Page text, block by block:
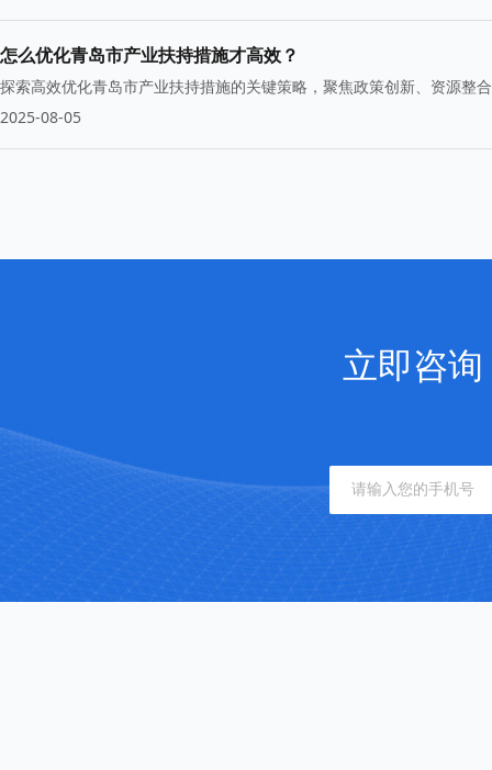
怎么优化青岛市产业扶持措施才高效？
探索高效优化青岛市产业扶持措施的关键策略，聚焦政策创新、资源整
2025-08-05
立即咨